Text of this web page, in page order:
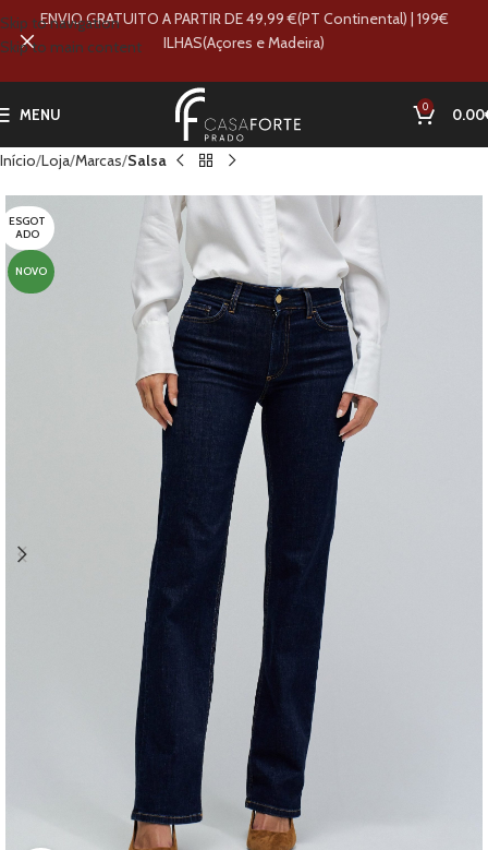
Skip to navigation
Skip to main content
MENU 0 0.00
Início Loja Marcas Salsa
ESGOT
ADO
NOVO
ENVIO GRATUITO A PARTIR DE 49,99 €(PT Continental) | 199€
ILHAS(Açores e Madeira)